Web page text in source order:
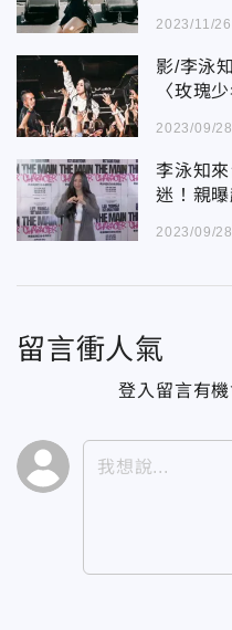
2023/11/
影/李泳
〈玫瑰
2023/09/
李泳知
迷！親
2023/09/
留言衝人氣
登入留言有機